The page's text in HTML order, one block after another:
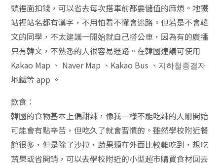
頭裡面扣錢，可以省去每次搭車前都要儲值的麻煩。地鐵
站裡站名都有漢字，不用怕看不懂會迷路。但若是不會韓
文的同學，不太建議一開始就自己搭公車，因為有的廣播
只有韓文，不熟悉的人很容易迷路。在韓國建議可使用
Kakao Map 、 Naver Map 、Kakao Bus 、지하철종결자
地鐵等 app 。
飲食：
韓國的食物基本上偏甜辣，像我一樣不能吃辣的人剛開始
可能會有點辛苦，但吃久了就會習慣的。雖然學校附近餐
館很多，但是除了沙拉，蔬果類在外面比較難吃到，想吃
蔬果或省開銷，可以去學校附近的小型超市購買食材回去